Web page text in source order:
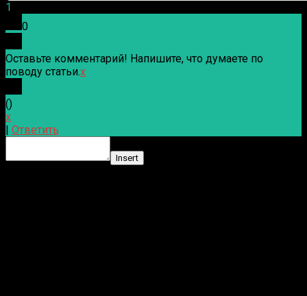
1
0
Оставьте комментарий! Напишите, что думаете по
поводу статьи.x
()
x
| Ответить
Insert